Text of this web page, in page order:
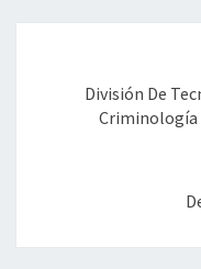
entradasDivisión De
Criminología